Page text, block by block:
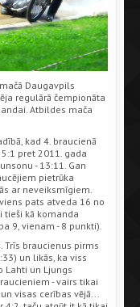
Daugavpils
regulārā čempionāta
Atbildes mača
kad 4. braucienā
pret 2011. gada
- 13:11. Gan
pietrūka
ar neveiksmīgiem.
pats atveda 16 no
tieši kā komanda
9, vienam - 8 punkti).
Trīs braucienus pirms
un likās, ka viss
Lahti un Ljungs
- vairs tikai
visas cerības vējā...